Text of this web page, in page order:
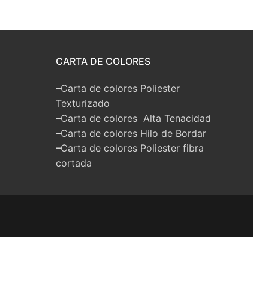
CARTA DE COLORES
–Carta de colores Poliester
Texturizado
–Carta de colores Alta Tenacidad
–Carta de colores Hilo de Bordar
–Carta de colores Poliester fibra
cortada